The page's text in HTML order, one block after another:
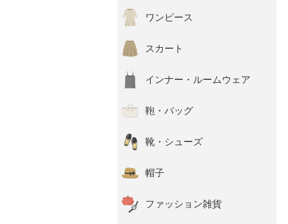
ワンピース
スカート
インナー・ルームウェア
鞄・バッグ
靴・シューズ
帽子
ファッション雑貨